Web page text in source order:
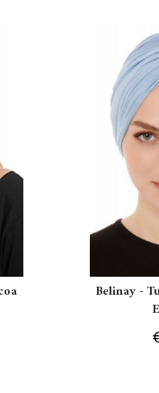
Belinay -